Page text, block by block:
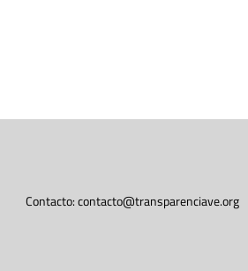
Contacto:contacto@transparenciave.org